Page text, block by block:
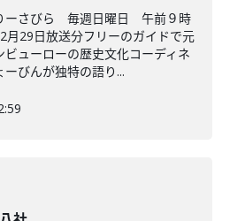
ーさびら 毎週日曜日 午前９時
29日放送分フリーのガイドで元
ューローの歴史文化コーディネ
びんが独特の語り...